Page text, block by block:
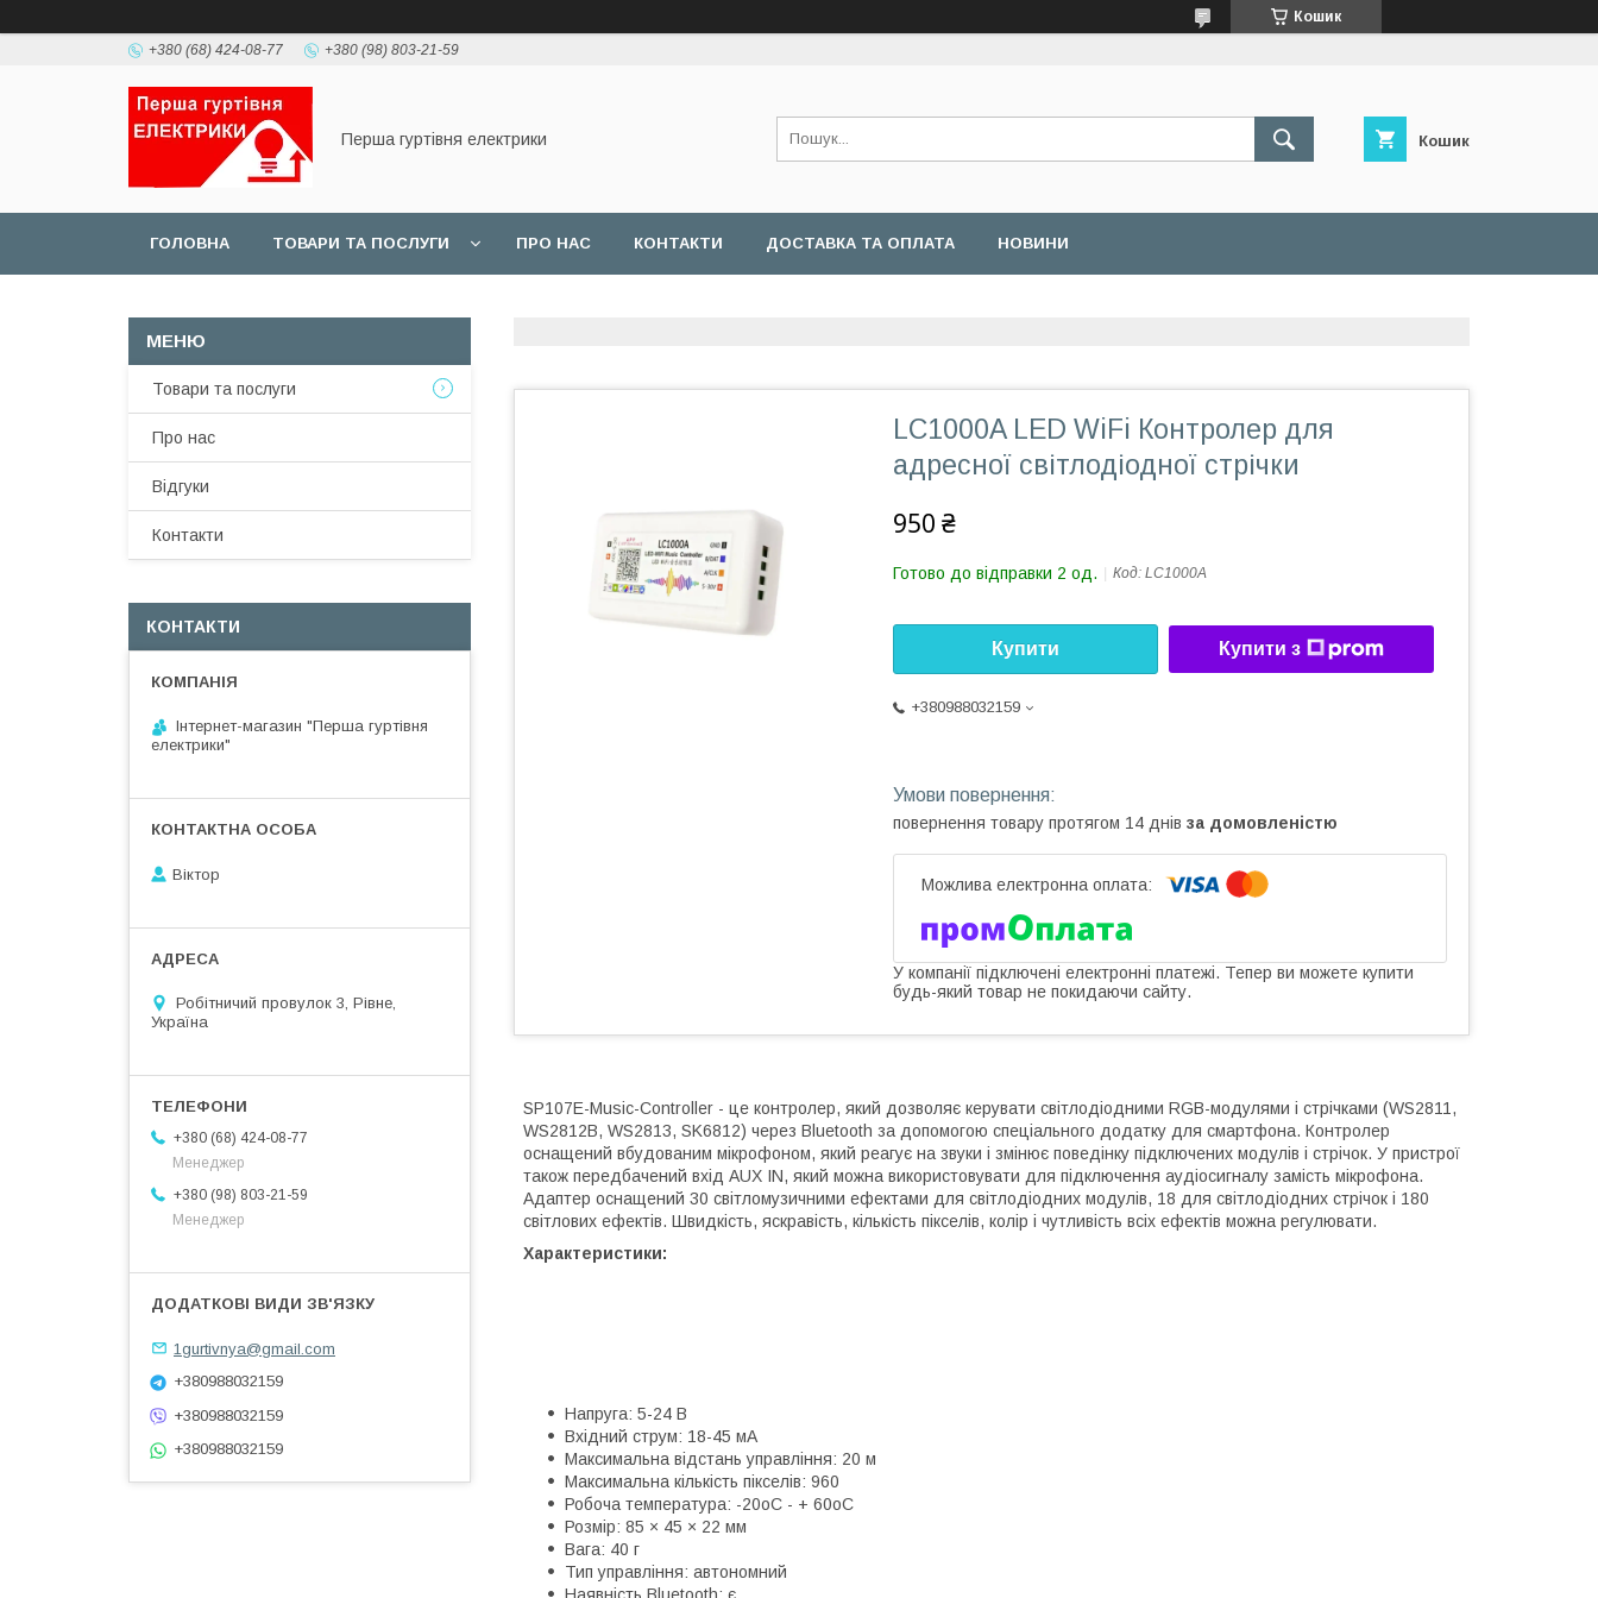
Кошик
+380 (68) 424-08-77 +380 (98) 803-21-59
Перша гуртівня електрики Кошик
ГОЛОВНА ТОВАРИ ТА ПОСЛУГИ ПРО НАС КОНТАКТИ ДОСТАВКА ТА ОПЛАТА НОВИНИ
LC1000A LED WiFi Контролер для
адресної світлодіодної стрічки
950 ₴
Готово до відправки 2 од. Код: LC1000A
Купити Купити з
+380988032159
повернення товару протягом 14 днів за домовленістю
У компанії підключені електронні платежі. Тепер ви можете купити
будь-який товар не покидаючи сайту.
SP107E-Music-Controller - це контролер, який дозволяє керувати світлодіодними RGB-модулями і стрічками (WS2811,
WS2812B, WS2813, SK6812) через Bluetooth за допомогою спеціального додатку для смартфона. Контролер
оснащений вбудованим мікрофоном, який реагує на звуки і змінює поведінку підключених модулів і стрічок. У пристрої
також передбачений вхід AUX IN, який можна використовувати для підключення аудіосигналу замість мікрофона.
Адаптер оснащений 30 світломузичними ефектами для світлодіодних модулів, 18 для світлодіодних стрічок і 180
світлових ефектів. Швидкість, яскравість, кількість пікселів, колір і чутливість всіх ефектів можна регулювати.
Характеристики:
Напруга: 5-24 В
Вхідний струм: 18-45 мА
Максимальна відстань управління: 20 м
Максимальна кількість пікселів: 960
Робоча температура: -20oC - + 60oC
Розмір: 85 × 45 × 22 мм
Вага: 40 г
Тип управління: автономний
Наявність Bluetooth: є
Товари та послуги
Про нас
Відгуки
Контакти
КОНТАКТИ
Інтернет-магазин "Перша гуртівня
електрики"
Віктор
Робітничий провулок 3, Рівне,
Україна
+380 (68) 424-08-77
Менеджер
+380 (98) 803-21-59
Менеджер
1gurtivnya@gmail.com
+380988032159
+380988032159
+380988032159